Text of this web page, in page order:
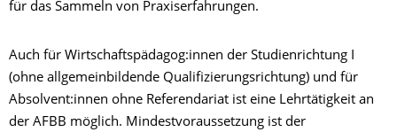
für das Sammeln von Praxiserfahrungen.
Auch für Wirtschaftspädagog:innen der Studienrichtung I
(ohne allgemeinbildende Qualifizierungsrichtung) und für
Absolvent:innen ohne Referendariat ist eine Lehrtätigkeit an
der AFBB möglich. Mindestvoraussetzung ist der